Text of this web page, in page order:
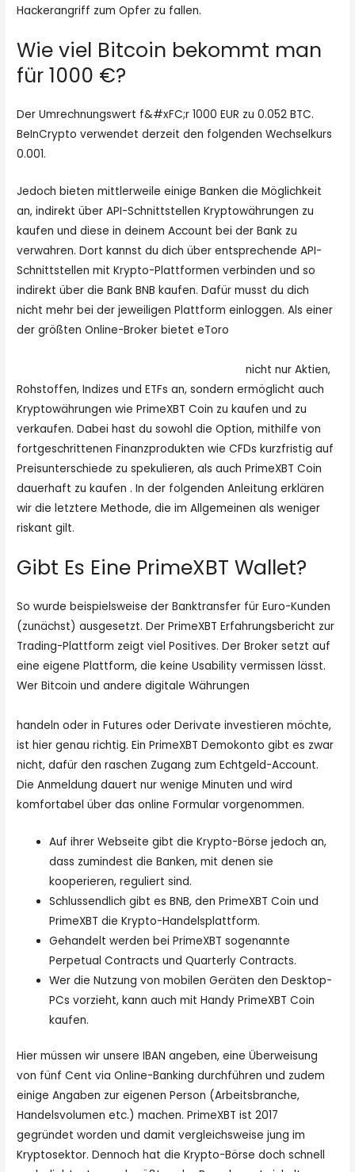
Hackerangriff zum Opfer zu fallen.
Wie viel Bitcoin bekommt man
für 1000 €?
Der Umrechnungswert f&#xFC;r 1000 EUR zu 0.052 BTC.
BeInCrypto verwendet derzeit den folgenden Wechselkurs
0.001.
Jedoch bieten mittlerweile einige Banken die Möglichkeit
an, indirekt über API-Schnittstellen Kryptowährungen zu
kaufen und diese in deinem Account bei der Bank zu
verwahren. Dort kannst du dich über entsprechende API-
Schnittstellen mit Krypto-Plattformen verbinden und so
indirekt über die Bank BNB kaufen. Dafür musst du dich
nicht mehr bei der jeweiligen Plattform einloggen. Als einer
der größten Online-Broker bietet eToro
nicht nur Aktien,
Rohstoffen, Indizes und ETFs an, sondern ermöglicht auch
Kryptowährungen wie PrimeXBT Coin zu kaufen und zu
verkaufen. Dabei hast du sowohl die Option, mithilfe von
fortgeschrittenen Finanzprodukten wie CFDs kurzfristig auf
Preisunterschiede zu spekulieren, als auch PrimeXBT Coin
dauerhaft zu kaufen . In der folgenden Anleitung erklären
wir die letztere Methode, die im Allgemeinen als weniger
riskant gilt.
Gibt Es Eine PrimeXBT Wallet?
So wurde beispielsweise der Banktransfer für Euro-Kunden
(zunächst) ausgesetzt. Der PrimeXBT Erfahrungsbericht zur
Trading-Plattform zeigt viel Positives. Der Broker setzt auf
eine eigene Plattform, die keine Usability vermissen lässt.
Wer Bitcoin und andere digitale Währungen
handeln oder in Futures oder Derivate investieren möchte,
ist hier genau richtig. Ein PrimeXBT Demokonto gibt es zwar
nicht, dafür den raschen Zugang zum Echtgeld-Account.
Die Anmeldung dauert nur wenige Minuten und wird
komfortabel über das online Formular vorgenommen.
Auf ihrer Webseite gibt die Krypto-Börse jedoch an,
dass zumindest die Banken, mit denen sie
kooperieren, reguliert sind.
Schlussendlich gibt es BNB, den PrimeXBT Coin und
PrimeXBT die Krypto-Handelsplattform.
Gehandelt werden bei PrimeXBT sogenannte
Perpetual Contracts und Quarterly Contracts.
Wer die Nutzung von mobilen Geräten den Desktop-
PCs vorzieht, kann auch mit Handy PrimeXBT Coin
kaufen.
Hier müssen wir unsere IBAN angeben, eine Überweisung
von fünf Cent via Online-Banking durchführen und zudem
einige Angaben zur eigenen Person (Arbeitsbranche,
Handelsvolumen etc.) machen. PrimeXBT ist 2017
gegründet worden und damit vergleichsweise jung im
Kryptosektor. Dennoch hat die Krypto-Börse doch schnell